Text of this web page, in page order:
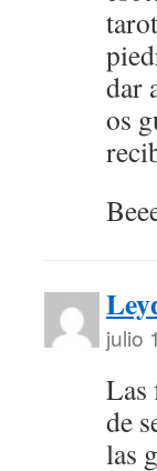
dar
os
julio
Las
de
las